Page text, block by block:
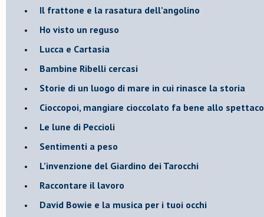
​Il frattone e la rasatura dell’angolino
​Ho visto un reguso
Lucca e Cartasia
Bambine Ribelli cercasi
Storie di un luogo di mare in cui rinasce la storia
Cioccopoi, mangiare cioccolato fa bene allo
​Le lune di Peccioli
​Sentimenti a peso
​L’invenzione del Giardino dei Tarocchi
​Raccontare il lavoro
David Bowie e la musica per i tuoi occhi